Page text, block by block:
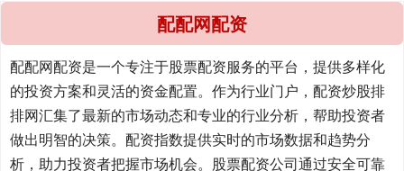
配配网配资
配配网配资是一个专注于股票配资服务的平台，提供多样化
的投资方案和灵活的资金配置。作为行业门户，配资炒股排
排网汇集了最新的市场动态和专业的行业分析，帮助投资者
做出明智的决策。配资指数提供实时的市场数据和趋势分
析，助力投资者把握市场机会。股票配资公司通过安全可靠